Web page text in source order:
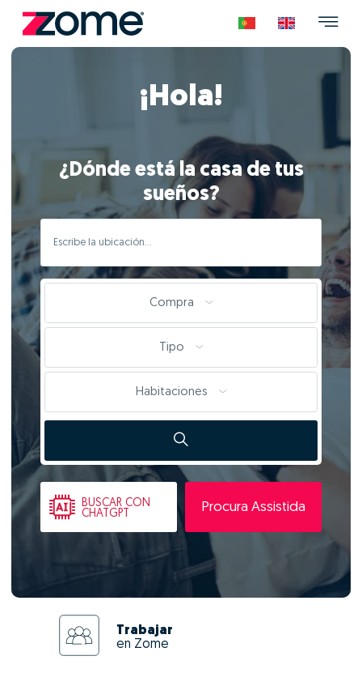
¡Hola!
¿Dónde está la casa de tus
sueños?
Compra
Tipo
Habitaciones
BUSCAR CON
CHATGPT
Procura Assistida
Trabajar
en Zome